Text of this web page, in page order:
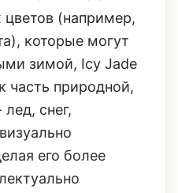
(например,
которые могут
зимой, Icy Jade
часть природной,
снег,
его более